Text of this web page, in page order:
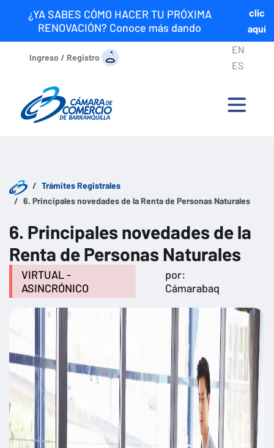
¿YA SABES CÓMO HACER TU PRÓXIMA
RENOVACIÓN? Conoce más dando
clic
aquí
Ingreso / Registro
EN
ES
Trámites Registrales
6. Principales novedades de la Renta de Personas Naturales
6. Principales novedades de la
Renta de Personas Naturales
VIRTUAL -
ASINCRÓNICO
por:
Cámarabaq